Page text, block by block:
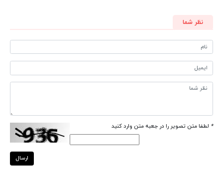
نظر شما
* لطفا متن تصویر را در جعبه متن وارد کنید
ارسال